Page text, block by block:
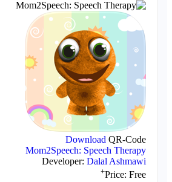
Download QR-Code
Mom2Speech: Speech Therapy
Developer:Dalal Ashmawi
Price:Free
+